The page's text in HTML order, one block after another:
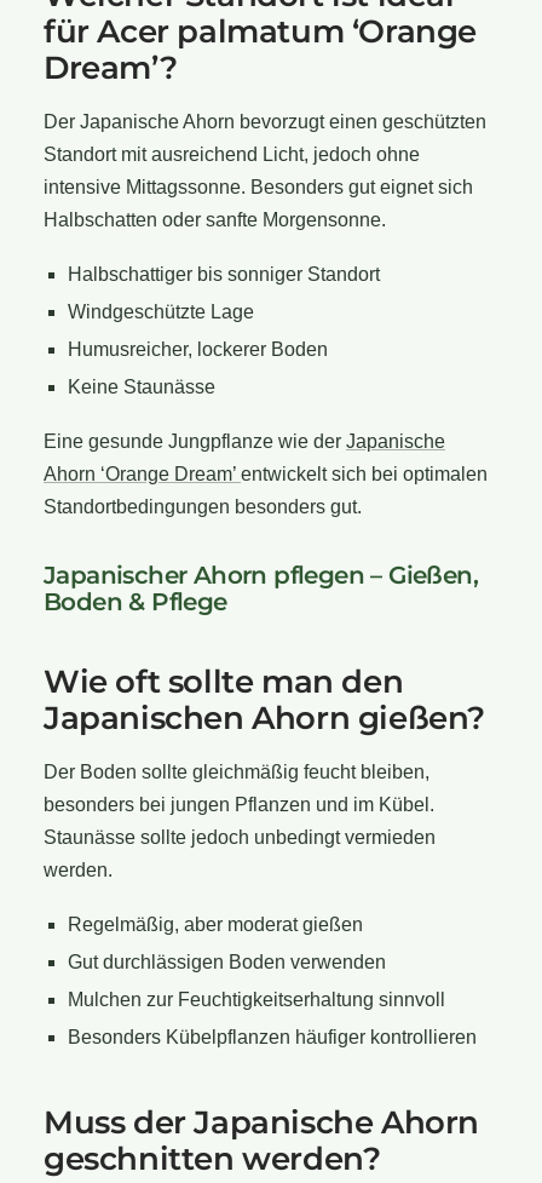
für Acer palmatum ‘Orange
Dream’?
Der Japanische Ahorn bevorzugt einen geschützten
Standort mit ausreichend Licht, jedoch ohne
intensive Mittagssonne. Besonders gut eignet sich
Halbschatten oder sanfte Morgensonne.
Halbschattiger bis sonniger Standort
Windgeschützte Lage
Humusreicher, lockerer Boden
Keine Staunässe
Eine gesunde Jungpflanze wie der Japanische
Ahorn ‘Orange Dream’ entwickelt sich bei optimalen
Standortbedingungen besonders gut.
Japanischer Ahorn pflegen – Gießen,
Boden & Pflege
Wie oft sollte man den
Japanischen Ahorn gießen?
Der Boden sollte gleichmäßig feucht bleiben,
besonders bei jungen Pflanzen und im Kübel.
Staunässe sollte jedoch unbedingt vermieden
werden.
Regelmäßig, aber moderat gießen
Gut durchlässigen Boden verwenden
Mulchen zur Feuchtigkeitserhaltung sinnvoll
Besonders Kübelpflanzen häufiger kontrollieren
Muss der Japanische Ahorn
geschnitten werden?